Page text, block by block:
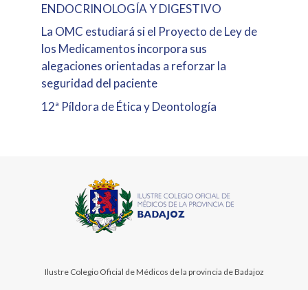
ENDOCRINOLOGÍA Y DIGESTIVO
La OMC estudiará si el Proyecto de Ley de
los Medicamentos incorpora sus
alegaciones orientadas a reforzar la
seguridad del paciente
12ª Píldora de Ética y Deontología
Ilustre Colegio Oficial de Médicos de la provincia de Badajoz